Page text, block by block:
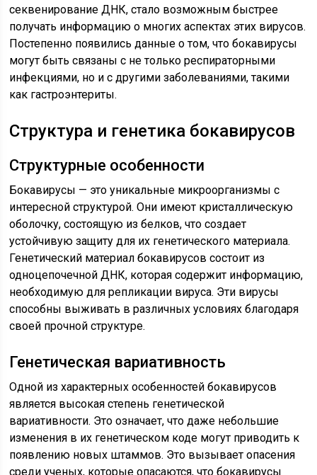
секвенирование ДНК, стало возможным быстрее
получать информацию о многих аспектах этих вирусов.
Постепенно появились данные о том, что бокавирусы
могут быть связаны с не только респираторными
инфекциями, но и с другими заболеваниями, такими
как гастроэнтериты.
Структура и генетика бокавирусов
Структурные особенности
Бокавирусы — это уникальные микроорганизмы с
интересной структурой. Они имеют кристаллическую
оболочку, состоящую из белков, что создает
устойчивую защиту для их генетического материала.
Генетический материал бокавирусов состоит из
одноцепочечной ДНК, которая содержит информацию,
необходимую для репликации вируса. Эти вирусы
способны выживать в различных условиях благодаря
своей прочной структуре.
Генетическая вариативность
Одной из характерных особенностей бокавирусов
является высокая степень генетической
вариативности. Это означает, что даже небольшие
изменения в их генетическом коде могут приводить к
появлению новых штаммов. Это вызывает опасения
среди ученых, которые опасаются, что бокавирусы